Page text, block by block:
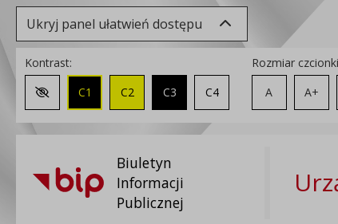
Ukryj panel ułatwień dostępu
Kontrast:
Zmień kontrast na domyślny
C1 C2 C3 C4
Rozmiar
A
A+
Biuletyn
Informacji
Publicznej